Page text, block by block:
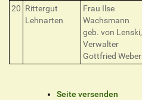
20 Rittergut
Lehnarten
Frau Ilse
Wachsmann
geb. von Lenski,
Verwalter
Gottfried Weber
Seite versenden